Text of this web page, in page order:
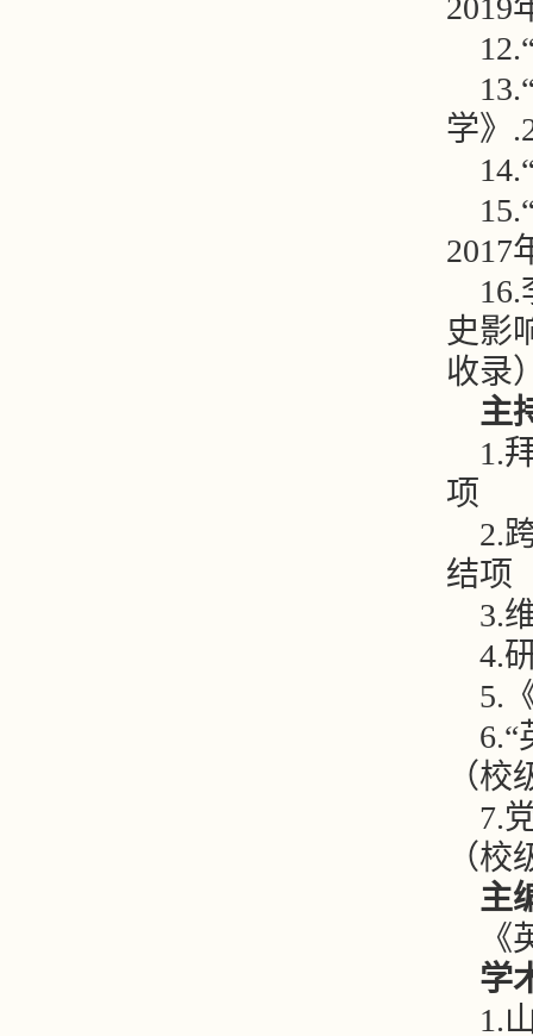
2019
学》
2017
史影
收录
主
1.
项
2.
结项
3.
4.
5.
（
7.
（
主
学
1.